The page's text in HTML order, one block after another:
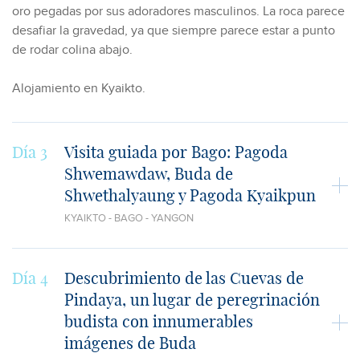
oro pegadas por sus adoradores masculinos. La roca parece
desafiar la gravedad, ya que siempre parece estar a punto
de rodar colina abajo.
Alojamiento en Kyaikto.
Día 3
Visita guiada por Bago: Pagoda
Shwemawdaw, Buda de
Shwethalyaung y Pagoda Kyaikpun
KYAIKTO - BAGO - YANGON
Día 4
Descubrimiento de las Cuevas de
Pindaya, un lugar de peregrinación
budista con innumerables
imágenes de Buda